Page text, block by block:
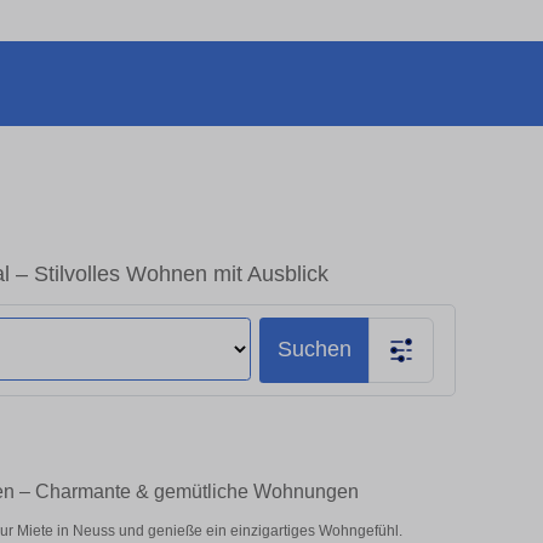
– Stilvolles Wohnen mit Ausblick
Suchen
– Charmante & gemütliche Wohnungen
Miete in Neuss und genieße ein einzigartiges Wohngefühl.